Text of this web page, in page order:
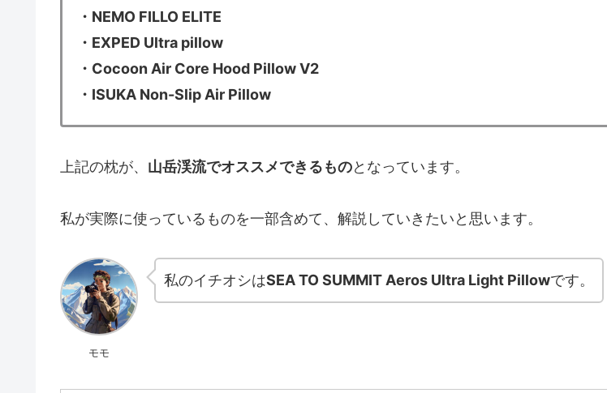
・NEMO FILLO ELITE
・EXPED Ultra pillow
・Cocoon Air Core Hood Pillow V2
・ISUKA Non-Slip Air Pillow
上記の枕が、 山岳渓流でオススメできるものとなっています。
私が実際に使っているものを一部含めて、解説していきたいと思います。
モモ
私のイチオシはSEA TO SUMMIT Aeros Ultra Light Pillowです。